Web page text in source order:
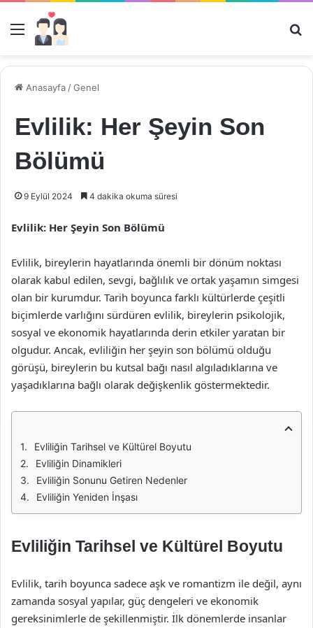
Menü
Anasayfa /Genel
Evlilik: Her Şeyin Son
Bölümü
9 Eylül 2024 4 dakika okuma süresi
Evlilik: Her Şeyin Son Bölümü
Evlilik, bireylerin hayatlarında önemli bir dönüm noktası
olarak kabul edilen, sevgi, bağlılık ve ortak yaşamın simgesi
olan bir kurumdur. Tarih boyunca farklı kültürlerde çeşitli
biçimlerde varlığını sürdüren evlilik, bireylerin psikolojik,
sosyal ve ekonomik hayatlarında derin etkiler yaratan bir
olgudur. Ancak, evliliğin her şeyin son bölümü olduğu
görüşü, bireylerin bu kutsal bağı nasıl algıladıklarına ve
yaşadıklarına bağlı olarak değişkenlik göstermektedir.
Evliliğin Tarihsel ve Kültürel Boyutu
Evliliğin Dinamikleri
Evliliğin Sonunu Getiren Nedenler
Evliliğin Yeniden İnşası
Evliliğin Tarihsel ve Kültürel Boyutu
Evlilik, tarih boyunca sadece aşk ve romantizm ile değil, aynı
zamanda sosyal yapılar, güç dengeleri ve ekonomik
gereksinimlerle de şekillenmiştir. İlk dönemlerde insanlar